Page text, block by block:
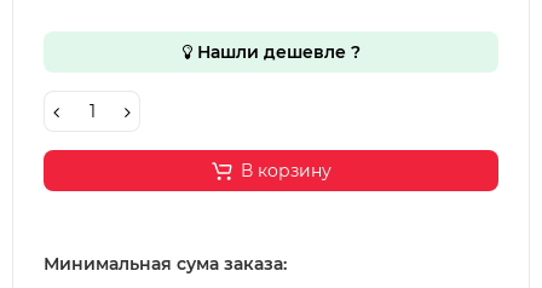
Нашли дешевле ?
В корзину
Минимальная сума заказа: